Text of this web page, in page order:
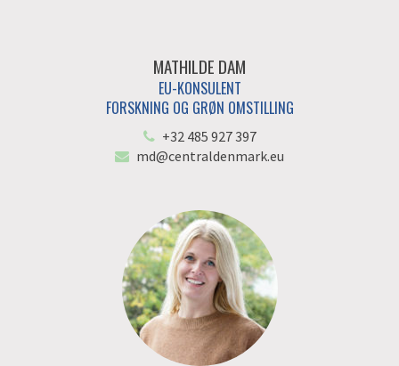
MATHILDE DAM
EU-KONSULENT
FORSKNING OG GRØN OMSTILLING
+32 485 927 397
md@centraldenmark.eu